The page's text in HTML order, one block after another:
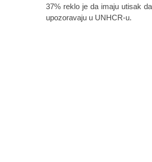
37% reklo je da imaju utisak
upozoravaju u UNHCR-u.